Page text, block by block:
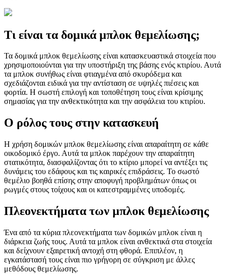
Τι είναι τα δομικά μπλοκ θεμελίωσης;
Τα δομικά μπλοκ θεμελίωσης είναι κατασκευαστικά στοιχεία που
χρησιμοποιούνται για την υποστήριξη της βάσης ενός κτιρίου. Αυτά
τα μπλοκ συνήθως είναι φτιαγμένα από σκυρόδεμα και
σχεδιάζονται ειδικά για την αντίσταση σε υψηλές πιέσεις και
φορτία. Η σωστή επιλογή και τοποθέτηση τους είναι κρίσιμης
σημασίας για την ανθεκτικότητα και την ασφάλεια του κτιρίου.
Ο ρόλος τους στην κατασκευή
Η χρήση δομικών μπλοκ θεμελίωσης είναι απαραίτητη σε κάθε
οικοδομικό έργο. Αυτά τα μπλοκ παρέχουν την απαραίτητη
στατικότητα, διασφαλίζοντας ότι το κτίριο μπορεί να αντέξει τις
δυνάμεις του εδάφους και τις καιρικές επιδράσεις. Το σωστό
θεμέλιο βοηθά επίσης στην αποφυγή προβλημάτων όπως οι
ρωγμές στους τοίχους και οι κατεστραμμένες υποδομές.
Πλεονεκτήματα των μπλοκ θεμελίωσης
Ένα από τα κύρια πλεονεκτήματα των δομικών μπλοκ είναι η
διάρκεια ζωής τους. Αυτά τα μπλοκ είναι ανθεκτικά στα στοιχεία
και δείχνουν εξαιρετική αντοχή στη φθορά. Επιπλέον, η
εγκατάστασή τους είναι πιο γρήγορη σε σύγκριση με άλλες
μεθόδους θεμελίωσης.